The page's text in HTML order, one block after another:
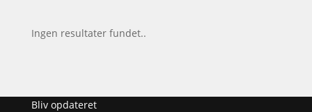
Ingen resultater fundet..
Bliv opdateret